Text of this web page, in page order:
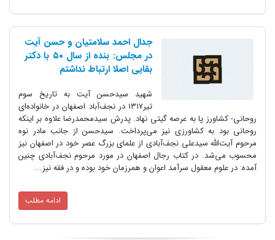
جدال احمد سلامتیان و حسن آیت
در مجلس: بنده از سال ۵۰ با دکتر
بقایی اصلا ارتباط نداشتم
شهید سیدحسن آیت به تاریخ سوم
تیر۱۳۱۷ در نجف‌آباد اصفهان در خانواده‌ای
روحانی- کشاورز پا به عرصه گیتی نهاد. پدرش سیدمحمدرضا علاوه بر اینکه
روحانی بود به کشاورزی نیز می‌پرداخت. سیدحسن از جانب مادر نوه
مرحوم آیت‌الله سیدعلی نجف‌آبادی از علمای بزرگ عصر خود در اصفهان نیز
محسوب می‌شد. در کتاب رجال اصفهان در مورد مرحوم نجف‌آبادی چنین
آمده: در علوم معقول سرآمد اعوان و همرزمان خود بوده و در فقه نیز...
ادامه مطلب